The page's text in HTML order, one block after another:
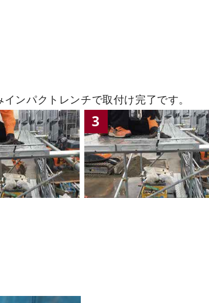
ンパクトレンチで取付け完了です。
3